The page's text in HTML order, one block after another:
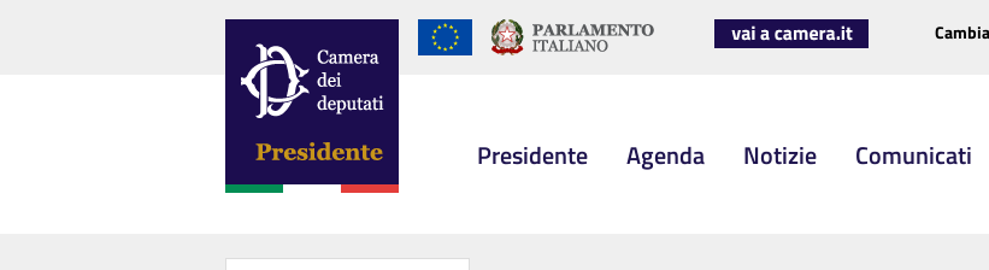
Presidente Agenda Notizie Comunicati